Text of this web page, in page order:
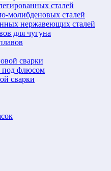
сталей
молибденовых сталей
нержавеющих сталей
для чугуна
сварки
под флюсом
сварки